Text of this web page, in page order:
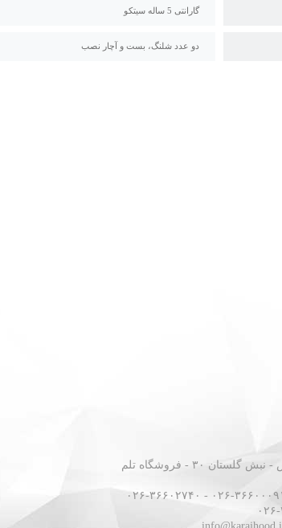
گارانتی 5 ساله سیتکو
دو عدد شلنگ، بست و آچار نصب
کرج - جاده فردیس - نبش گلستان ۳۰ - فروشگاه تلم